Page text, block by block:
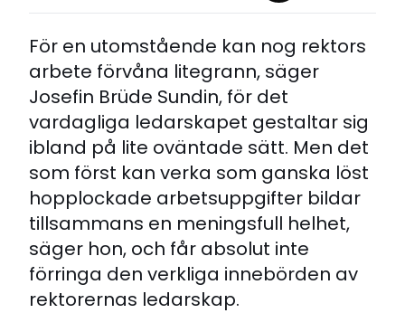
För en utomstående kan nog rektors
arbete förvåna litegrann, säger
Josefin Brüde Sundin, för det
vardagliga ledarskapet gestaltar sig
ibland på lite oväntade sätt. Men det
som först kan verka som ganska löst
hopplockade arbetsuppgifter bildar
tillsammans en meningsfull helhet,
säger hon, och får absolut inte
förringa den verkliga innebörden av
rektorernas ledarskap.